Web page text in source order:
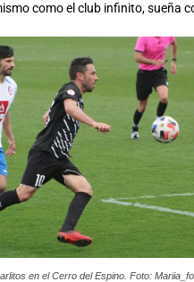
como el club infinito, sueña
en el Cerro del Espino. Foto: